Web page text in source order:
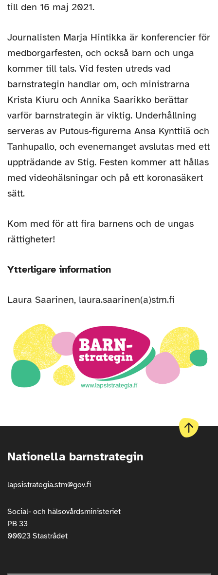
till den 16 maj 2021.
Journalisten Marja Hintikka är konferencier för
medborgarfesten, och också barn och unga
kommer till tals. Vid festen utreds vad
barnstrategin handlar om, och ministrarna
Krista Kiuru och Annika Saarikko berättar
varför barnstrategin är viktig. Underhållning
serveras av Putous-figurerna Ansa Kynttilä och
Tanhupallo, och evenemanget avslutas med ett
uppträdande av Stig. Festen kommer att hållas
med videohälsningar och på ett koronasäkert
sätt.
Kom med för att fira barnens och de ungas
rättigheter!
Ytterligare information
Laura Saarinen, laura.saarinen(a)stm.fi
Nationella barnstrategin
lapsistrategia.stm@gov.fi
Social- och hälsovårdsministeriet
PB 33
00023 Stastrådet
Till